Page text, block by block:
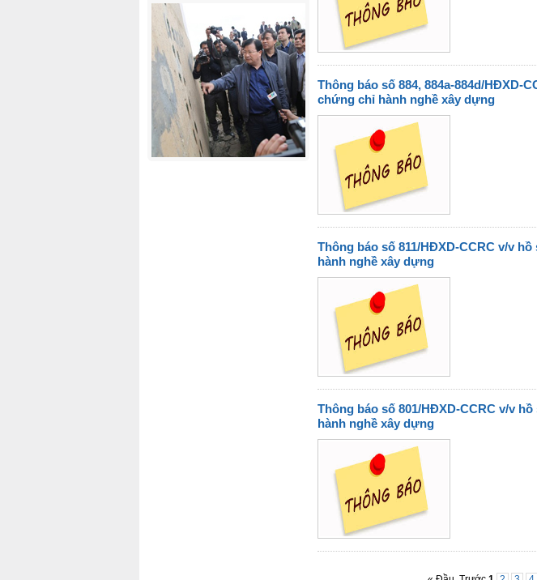
Thông báo số 884, 884a-884d/HĐXD-
chứng chỉ hành nghề xây dựng
Thông báo số 811/HĐXD-CCRC v/v
hành nghề xây dựng
Thông báo số 801/HĐXD-CCRC v/v
hành nghề xây dựng